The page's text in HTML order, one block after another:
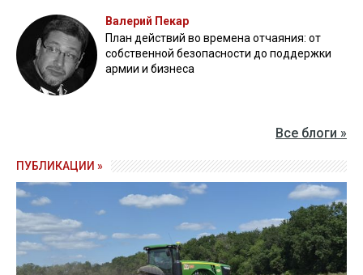
Валерий Пекар
План действий во времена отчаяния: от
собственной безопасности до поддержки
армии и бизнеса
Все блоги »
ПУБЛИКАЦИИ »